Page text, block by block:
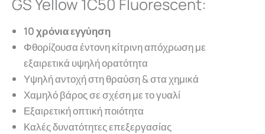
GS Yellow 1C50 Fluorescent:
10 χρόνια εγγύηση
Φθορίζουσα έντονη κίτρινη απόχρωση με
εξαιρετικά υψηλή ορατότητα
Υψηλή αντοχή στη θραύση & στα χημικά
Χαμηλό βάρος σε σχέση με το γυαλί
Εξαιρετική οπτική ποιότητα
Καλές δυνατότητες επεξεργασίας